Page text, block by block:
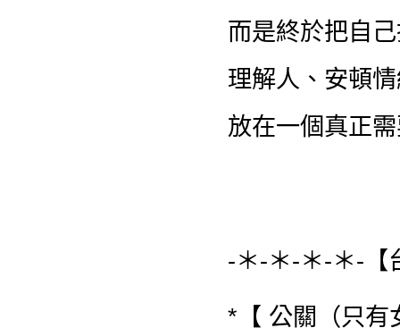
而是終於把自
理解人、安頓
放在一個真正
-＊-＊-＊-＊-【
*【 公關（只有